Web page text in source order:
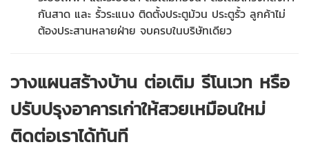
กันสาด และ รั้วระแนง ติดตั้งประตูม้วน ประตูรั้ว ลูกค้าไม่
ต้องประสานหลายฝ่าย จบครบในบริษัทเดียว
วางแผนสร้างบ้าน ต่อเติม รีโนเวท หรือ
ปรับปรุงอาคารเก่าให้สวยเหมือนใหม่
ติดต่อเราได้ทันที